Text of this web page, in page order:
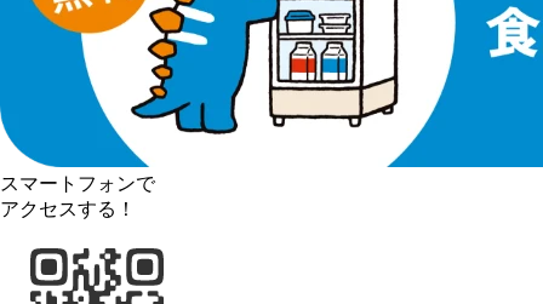
スマートフォンで
アクセスする！